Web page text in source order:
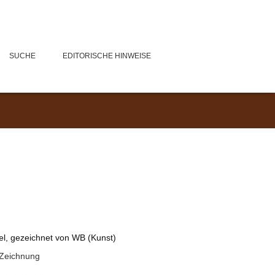
SUCHE EDITORISCHE HINWEISE
gezeichnet von WB (Kunst)